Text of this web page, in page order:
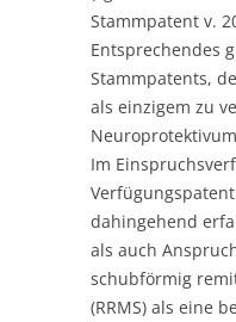
Stammpatent v.
Entsprechendes
Stammpatents,
als einzigem zu
Im
dahingehend
als auch
schubförmig
(RRMS) als eine